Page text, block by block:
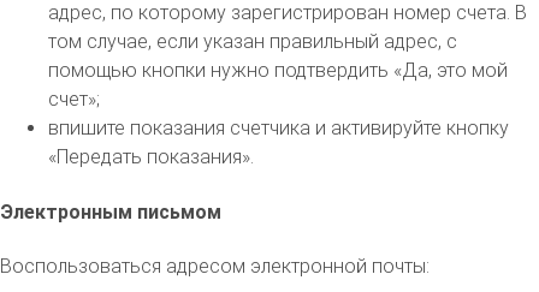
адрес, по которому зарегистрирован номер счета. В
том случае, если указан правильный адрес, с
помощью кнопки нужно подтвердить «Да, это мой
счет»;
впишите показания счетчика и активируйте кнопку
«Передать показания».
Электронным письмом
Воспользоваться адресом электронной почты: